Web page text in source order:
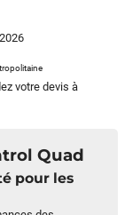
Quad
pour les
votre devis à